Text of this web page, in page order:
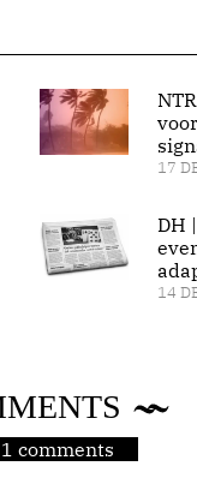
17
DH
14
comments